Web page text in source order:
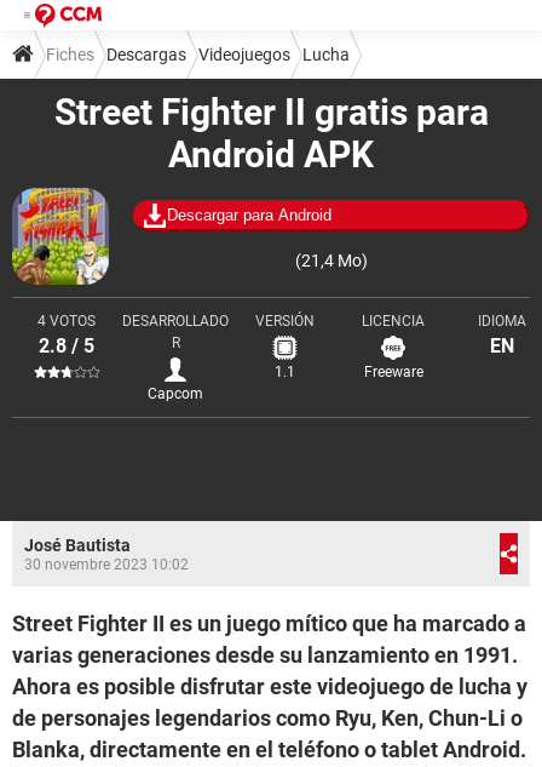
Street Fighter II gratis para
Android APK
Descargar para Android
(21,4 Mo)
4 VOTOS
2.8 / 5
DESARROLLADO
R
Capcom
VERSIÓN
1.1
LICENCIA
Freeware
IDIOMA
EN
Fiches Descargas Videojuegos Lucha
José Bautista
30 novembre 2023 10:02
Street Fighter II es un juego mítico que ha marcado a
varias generaciones desde su lanzamiento en 1991.
Ahora es posible disfrutar este videojuego de lucha y
de personajes legendarios como Ryu, Ken, Chun-Li o
Blanka, directamente en el teléfono o tablet Android.